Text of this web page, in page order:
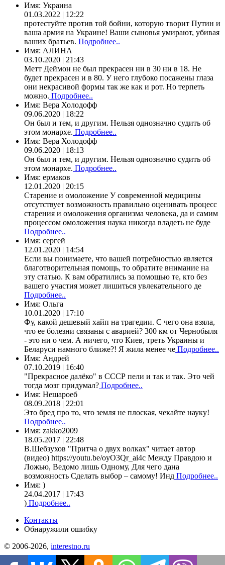
Имя: Украина
01.03.2022 | 12:22
протестуйте против той бойни, которую творит Путин и
ваша армия на Украине! Ваши сыновья умирают, убивая
ваших братьев. Подробнее..
Имя: АЛИНА
03.10.2020 | 21:43
Метт Деймон не был прекрасен ни в 30 ни в 18. Не
будет прекрасен и в 80. У него глубоко посажены глаза
они некрасивой формы так же как и рот. Но терпеть
можно. Подробнее..
Имя: Вера Холодофф
09.06.2020 | 18:22
Он был и тем, и другим. Нельзя однозначно судить об
этом монархе. Подробнее..
Имя: Вера Холодофф
09.06.2020 | 18:13
Он был и тем, и другим. Нельзя однозначно судить об
этом монархе. Подробнее..
Имя: ермаков
12.01.2020 | 20:15
Старение и омоложение У современной медицины
отсутствует возможность правильно оценивать процесс
старения и омоложения организма человека, да и самим
процессом омоложения наука никогда владеть не буде
Подробнее..
Имя: сергей
12.01.2020 | 14:54
Если вы понимаете, что вашей потребностью является
благотворительная помощь, то обратите внимание на
эту статью. К вам обратились за помощью те, кто без
вашего участия может лишиться увлекательного де
Подробнее..
Имя: Ольга
10.01.2020 | 17:10
Фу, какой дешевый хайп на трагедии. С чего она взяла,
что ее болезни связаны с аварией? 300 км от Чернобыля
- это ни о чем. А ничего, что Киев, треть Украины и
Беларуси намного ближе?! Я жила менее че Подробнее..
Имя: Андрей
07.10.2019 | 16:40
"Прекрасное далёко" в СССР пели и так и так. Это чей
тогда мозг придумал? Подробнее..
Имя: Нешароеб
08.09.2018 | 22:01
Это бред про то, что земля не плоская, чекайте науку!
Подробнее..
Имя: zakko2009
18.05.2017 | 22:48
В.Шебзухов "Притча о двух волках" читает автор
(видео) https://youtu.be/oyO3Qr_ai4c Между Правдою и
Ложью, Ведомо лишь Одному, Для чего дана
возможность Сделать выбор – самому! Инд Подробнее..
Имя: )
24.04.2017 | 17:43
) Подробнее..
Контакты
Обнаружили ошибку
© 2006-2026, interestno.ru